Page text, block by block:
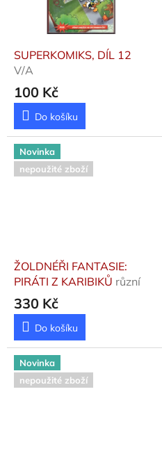
SUPERKOMIKS, DÍL 12
V/A
100 Kč
Do košíku
Novinka
nepoužité zboží
ŽOLDNÉŘI FANTASIE:
PIRÁTI Z KARIBIKŮ různí
330 Kč
Do košíku
Novinka
nepoužité zboží